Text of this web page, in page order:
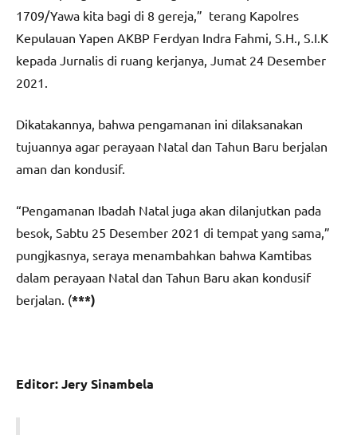
1709/Yawa kita bagi di 8 gereja,” terang Kapolres
Kepulauan Yapen AKBP Ferdyan Indra Fahmi, S.H., S.I.K
kepada Jurnalis di ruang kerjanya, Jumat 24 Desember
2021.
Dikatakannya, bahwa pengamanan ini dilaksanakan
tujuannya agar perayaan Natal dan Tahun Baru berjalan
aman dan kondusif.
“Pengamanan Ibadah Natal juga akan dilanjutkan pada
besok, Sabtu 25 Desember 2021 di tempat yang sama,”
pungjkasnya, seraya menambahkan bahwa Kamtibas
dalam perayaan Natal dan Tahun Baru akan kondusif
berjalan. (***)
Editor: Jery Sinambela